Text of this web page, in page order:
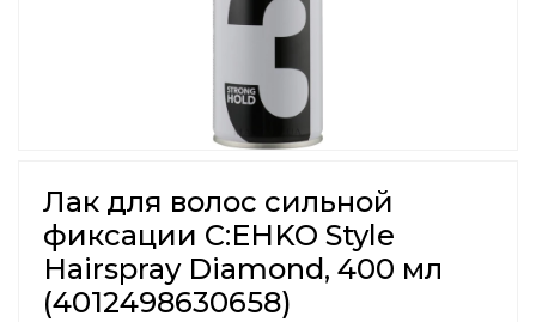
Лак для волос сильной
фиксации C:EHKO Style
Hairspray Diamond, 400 мл
(4012498630658)